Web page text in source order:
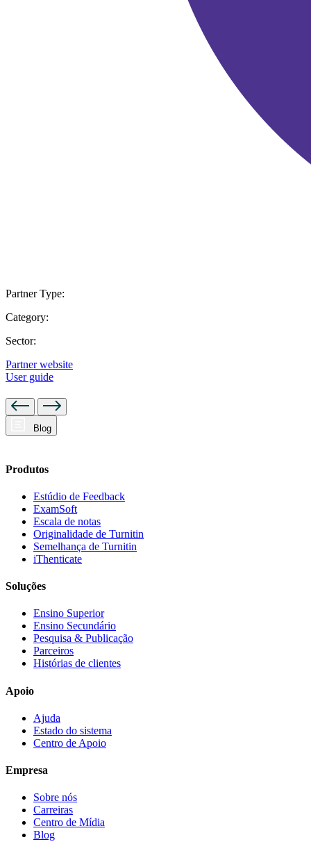
Partner Type:
Category:
Sector:
Partner website
User guide
Blog
Produtos
Estúdio de Feedback
ExamSoft
Escala de notas
Originalidade de Turnitin
Semelhança de Turnitin
iThenticate
Soluções
Ensino Superior
Ensino Secundário
Pesquisa & Publicação
Parceiros
Histórias de clientes
Apoio
Ajuda
Estado do sistema
Centro de Apoio
Empresa
Sobre nós
Carreiras
Centro de Mídia
Blog